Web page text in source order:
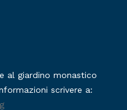
al giardino monastico
scrivere a: